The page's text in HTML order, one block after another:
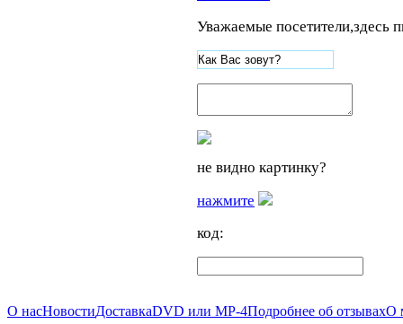
Уважаемые посетители,здесь
не видно картинку?
нажмите
код:
О насНовостиДоставкаDVD или MP-4Подробнее об отзывахО